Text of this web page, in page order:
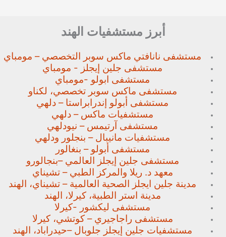
أبرز مستشفيات الهند
مستشفى نانافتي ماكس سوبر التخصصي – مومباي
مستشفى جلين إيجلز - مومباي
مستشفى ابولو -مومباي
مستشفى ماكس سوبر تخصصي، لكناو
مستشفى أبولو إندرابراستا – دلهي
مستشفيات ماكس – دلهي
مستشفى آرتيمس – نيودلهي
مستشفيات مانيبال – بنجلور ودلهي
مستشفى أبولو – بنغالور
مستشفى جلين إيجلز العالمي –بنجالورو
معهد د. ريلا والمركز الطبي – تشيناي
مدينة جلين ايجلز الصحية العالمية – تشيناي، الهند
مدينة استر الطبية، كيرلا، الهند
مستشفى ليكشور -كيرلا
مستشفى راجاجيري – كوتشي، كيرلا
مستشفيات جلين إيجلز جلوبال –حيدراباد، الهند